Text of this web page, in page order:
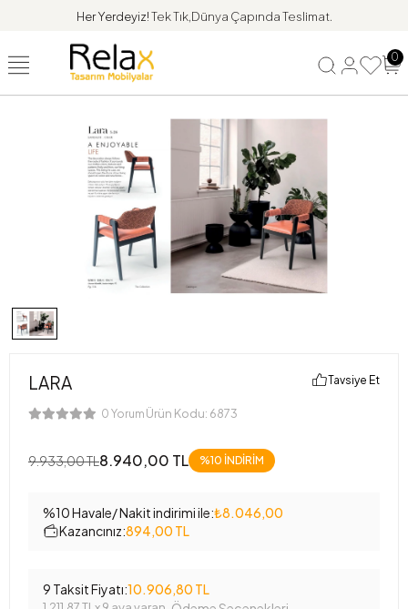
Her Yerdeyiz!Tek Tık,Dünya Çapında Teslimat.
0
LARA
0 Yorum Ürün Kodu: 6873
Tavsiye Et
9.933,00 TL8.940,00 TL %10 İNDİRİM
%10 Havale/ Nakit indirimi ile:₺8.046,00
Kazancınız:894,00 TL
9 Taksit Fiyatı:10.906,80 TL